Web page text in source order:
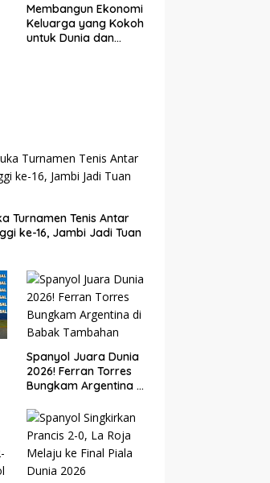
Membangun Ekonomi
Keluarga yang Kokoh
untuk Dunia dan
Turnamen Tenis Antar
ke-16, Jambi Jadi Tuan
Spanyol Juara Dunia
2026! Ferran Torres
Bungkam Argentina di